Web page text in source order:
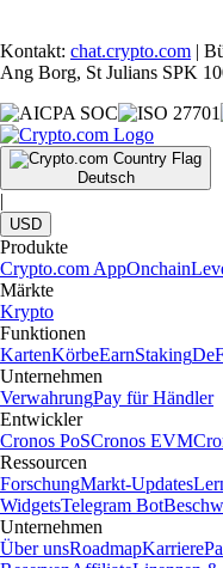
Kontakt: chat.crypto.com |
Ang Borg, St Julians SPK
Deutsch
|
USD
Produkte
Crypto.com AppOnchain
Märkte
Krypto
Funktionen
KartenKörbeEarnStaking
Unternehmen
VerwahrungPay für Händler
Entwickler
Cronos PoSCronos EVM
Ressourcen
ForschungMarkt-Updates
WidgetsTelegram Bot
Unternehmen
Über unsRoadmapKarriere